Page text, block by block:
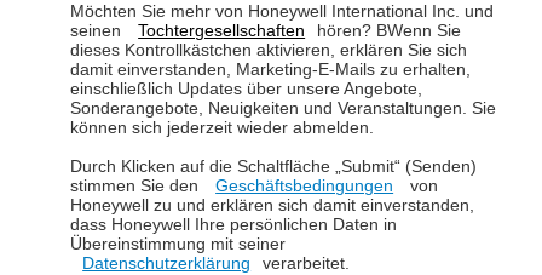
Möchten Sie mehr von Honeywell International Inc. und
seinen
Tochtergesellschaften
hören? BWenn Sie
dieses Kontrollkästchen aktivieren, erklären Sie sich
damit einverstanden, Marketing-E-Mails zu erhalten,
einschließlich Updates über unsere Angebote,
Sonderangebote, Neuigkeiten und Veranstaltungen. Sie
können sich jederzeit wieder abmelden.
Durch Klicken auf die Schaltfläche „Submit“ (Senden)
stimmen Sie den
Geschäftsbedingungen
von
Honeywell zu und erklären sich damit einverstanden,
dass Honeywell Ihre persönlichen Daten in
Übereinstimmung mit seiner
Datenschutzerklärung
verarbeitet.